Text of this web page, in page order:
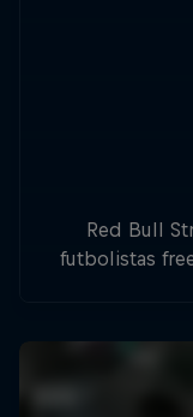
Red Bull
futbolistas